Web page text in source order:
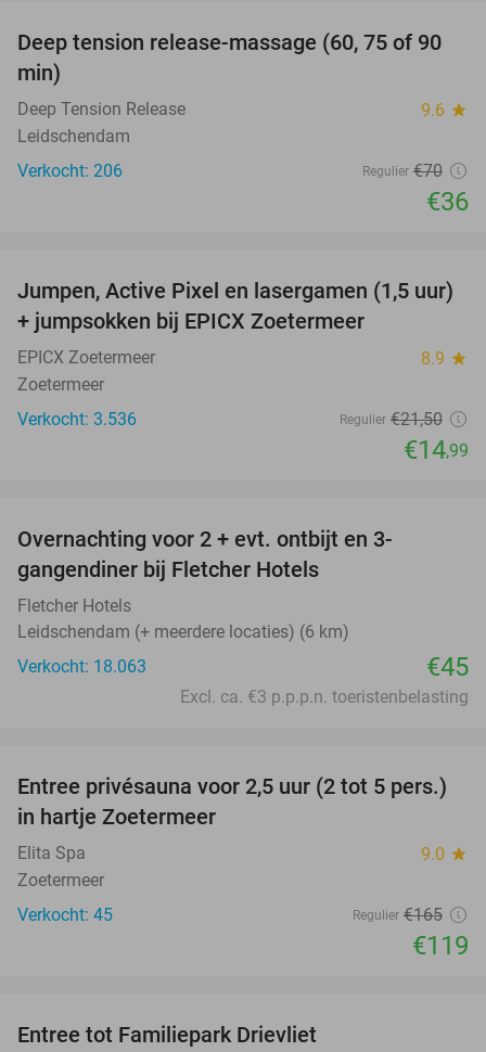
49%
Deep tension release-massage (60, 75 of 90
min)
Deep Tension Release 9.6 star
Leidschendam
Verkocht: 206
Regulier €70
€36
30%
Jumpen, Active Pixel en lasergamen (1,5 uur)
+ jumpsokken bij EPICX Zoetermeer
EPICX Zoetermeer 8.9 star
Zoetermeer
Verkocht: 3.536
Regulier €21,50
€14,99
Overnachting voor 2 + evt. ontbijt en 3-
gangendiner bij Fletcher Hotels
Fletcher Hotels
Leidschendam (+ meerdere locaties) (6 km)
Verkocht: 18.063
€45
Excl. ca. €3 p.p.p.n. toeristenbelasting
28%
Entree privésauna voor 2,5 uur (2 tot 5 pers.)
in hartje Zoetermeer
Elita Spa 9.0 star
Zoetermeer
Verkocht: 45
Regulier €165
€119
Entree tot Familiepark Drievliet